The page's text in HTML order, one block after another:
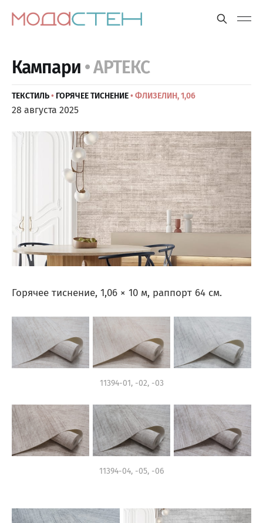
Кампари • АРТЕКС
ТЕКСТИЛЬ• ГОРЯЧЕЕ ТИСНЕНИЕ• ФЛИЗЕЛИН, 1,06
28 августа 2025
Горячее тиснение, 1,06 × 10 м, раппорт 64 см.
11394-01, -02, -03
11394-04, -05, -06